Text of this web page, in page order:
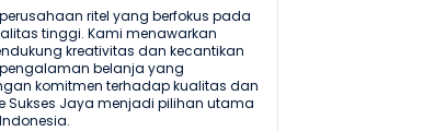
ritel yang berfokus pada
tinggi. Kami menawarkan
kreativitas dan kecantikan
belanja yang
komitmen terhadap kualitas dan
Sukses Jaya menjadi pilihan utama